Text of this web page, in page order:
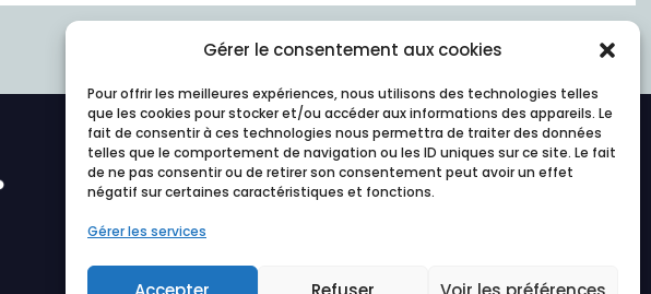
Gérer le consentement aux cookies
Pour offrir les meilleures expériences, nous utilisons des technologies telles
que les cookies pour stocker et/ou accéder aux informations des appareils. Le
fait de consentir à ces technologies nous permettra de traiter des données
telles que le comportement de navigation ou les ID uniques sur ce site. Le fait
de ne pas consentir ou de retirer son consentement peut avoir un effet
négatif sur certaines caractéristiques et fonctions.
Gérer les services